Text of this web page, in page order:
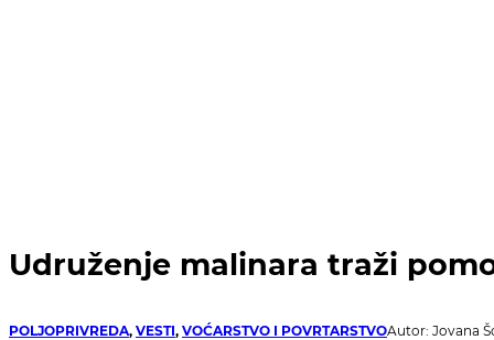
Udruženje malinara traži
POLJOPRIVREDA, VESTI, VOĆARSTVO I POVRTARSTVOAutor: Jovana